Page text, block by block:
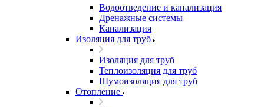
Водоотведение и канализация
Дренажные системы
Канализация
Изоляция для труб
Изоляция для труб
Теплоизоляция для труб
Шумоизоляция для труб
Отопление